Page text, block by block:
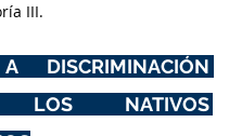
III.
DISCRIMINACIÓN
LOS NATIVOS